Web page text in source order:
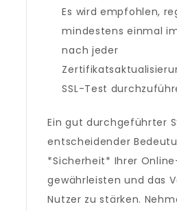
Es wird empfohlen,
mindestens einmal
nach jeder
SSL-Test
Ein gut durchgeführter
entscheidender
*Sicherheit* Ihrer
gewährleisten und das
Nutzer zu stärken.